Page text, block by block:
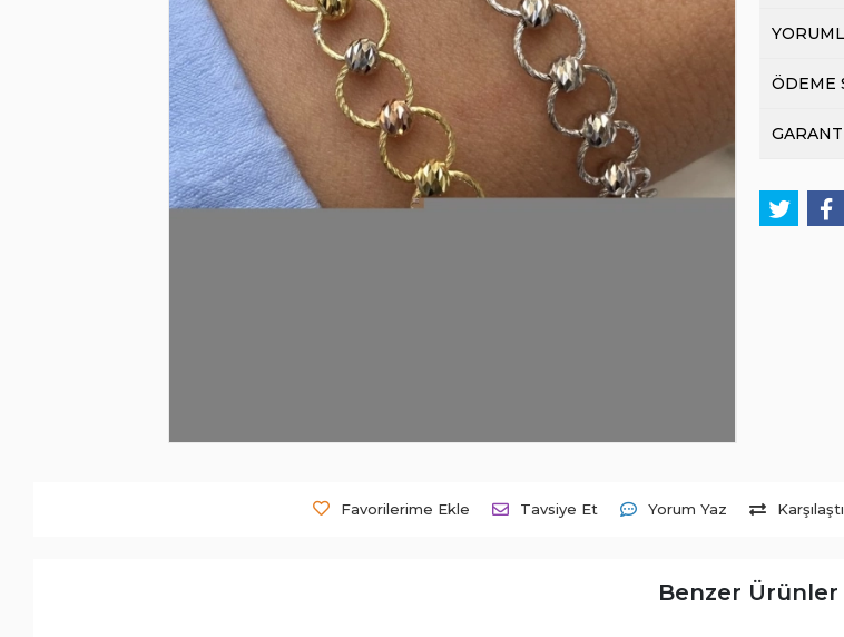
ÖDEME
Favorilerime Ekle Tavsiye Et Yorum Yaz
Benzer Ürünler